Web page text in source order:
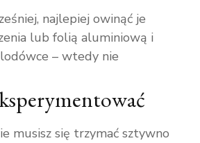
najlepiej owinąć je
lub folią aluminiową i
– wtedy nie
musisz się trzymać sztywno